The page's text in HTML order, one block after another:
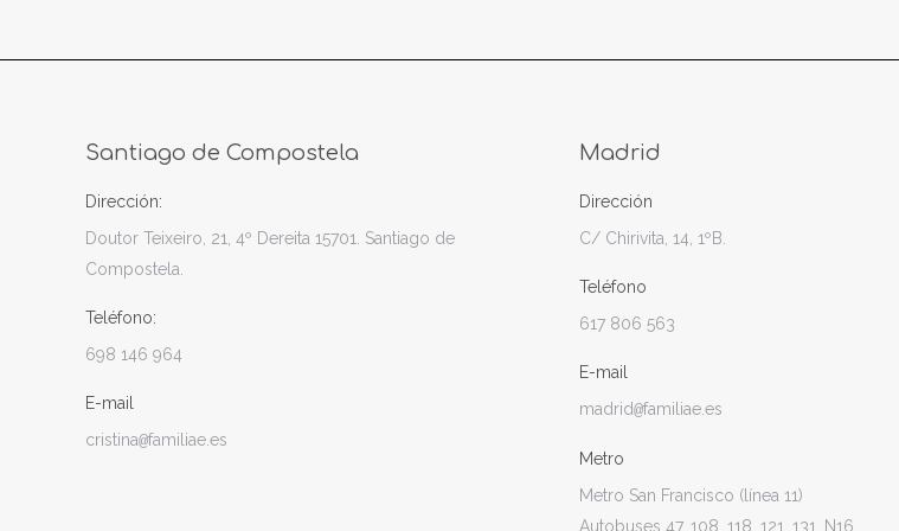
Santiago de Compostela
Dirección:
Doutor Teixeiro, 21, 4º Dereita 15701. Santiago de
Compostela.
Teléfono:
698 146 964
E-mail
cristina@familiae.es
Madrid
Dirección
C/ Chirivita, 14, 1ºB.
Teléfono
617 806 563
E-mail
madrid@familiae.es
Metro
Metro San Francisco (línea 11)
Autobuses 47, 108, 118, 121, 131, N16